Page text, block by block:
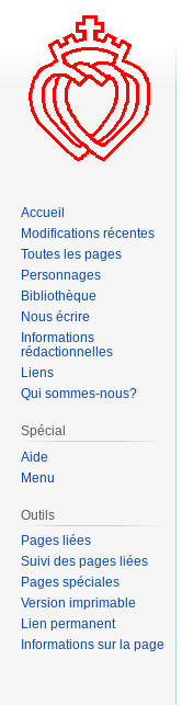
Accueil
Modifications récentes
Toutes les pages
Personnages
Bibliothèque
Nous écrire
Informations
rédactionnelles
Liens
Qui sommes-nous?
Spécial
Aide
Menu
Outils
Pages liées
Suivi des pages liées
Pages spéciales
Version imprimable
Lien permanent
Informations sur la page